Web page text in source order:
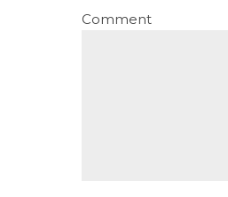
Comment